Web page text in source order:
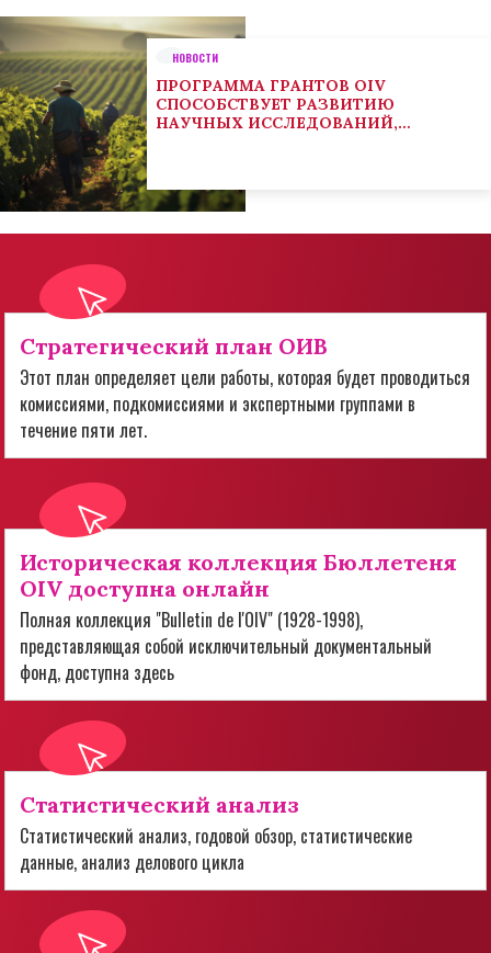
НОВОСТИ
ПРОГРАММА ГРАНТОВ OIV
СПОСОБСТВУЕТ РАЗВИТИЮ
НАУЧНЫХ ИССЛЕДОВАНИЙ,
Стратегический план ОИВ
Этот план определяет цели работы, которая будет проводиться
комиссиями, подкомиссиями и экспертными группами в
течение пяти лет.
Историческая коллекция Бюллетеня
OIV доступна онлайн
Полная коллекция "Bulletin de l'OIV" (1928-1998),
представляющая собой исключительный документальный
фонд, доступна здесь
Статистический анализ
Статистический анализ, годовой обзор, статистические
данные, анализ делового цикла